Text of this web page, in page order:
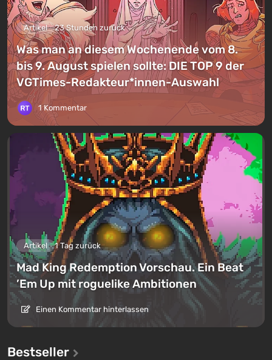
Artikel 23 Stunden zurück
Was man an diesem Wochenende vom 8.
bis 9. August spielen sollte: DIE TOP 9 der
VGTimes-Redakteur*innen-Auswahl
1 Kommentar
Artikel 1 Tag zurück
Mad King Redemption Vorschau. Ein Beat
’Em Up mit roguelike Ambitionen
Einen Kommentar hinterlassen
Bestseller